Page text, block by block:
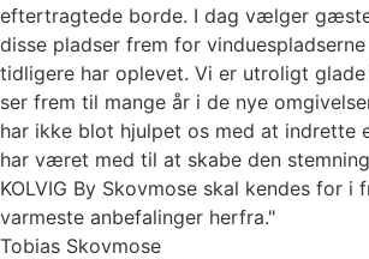
eftertragtede borde. I dag vælger
disse pladser frem for
tidligere har oplevet. Vi er utroligt
ser frem til mange år i de nye
har ikke blot hjulpet os med at indrette
har været med til at skabe den
KOLVIG By Skovmose skal kendes for i
varmeste anbefalinger herfra."
Tobias Skovmose